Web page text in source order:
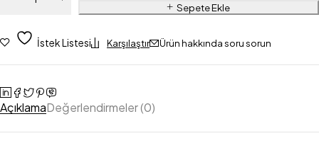
Sepete Ekle
İstek Listesi Karşılaştır Ürün hakkında soru sorun
AçıklamaDeğerlendirmeler (0)